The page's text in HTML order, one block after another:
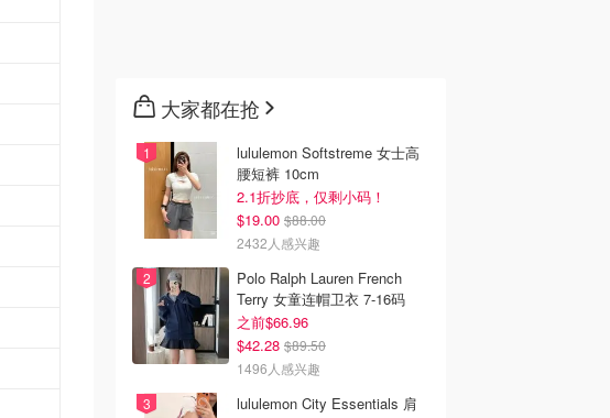
大家都在抢
lululemon Softstreme 女士高
腰短裤 10cm
2.1折抄底，仅剩小码！
$19.00 $88.00
2432人感兴趣
Polo Ralph Lauren French
Terry 女童连帽卫衣 7-16码
之前$66.96
$42.28 $89.50
1496人感兴趣
lululemon City Essentials 肩